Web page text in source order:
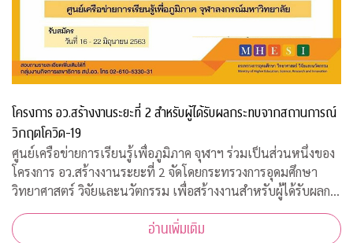
โครงการ อว.สร้างงานระยะที่ 2 สำหรับผู้ได้รับผลกระทบจากสถานการณ์
วิกฤตโควิด-19
ศูนย์เครือข่ายการเรียนรู้เพื่อภูมิภาค จุฬาฯ ร่วมเป็นส่วนหนึ่งของ
โครงการ อว.สร้างงานระยะที่ 2 จัดโดยกระทรวงการอุดมศึกษา
วิทยาศาสตร์ วิจัยและนวัตกรรม เพื่อสร้างงานสำหรับผู้ได้รับผลก
ระทบจากสถานการณ์วิกฤตโควิด-19 เปิดรับสมัครประชาชนทั่วไป
จำนวน 200 อัตรา
อ่านเพิ่มเติม